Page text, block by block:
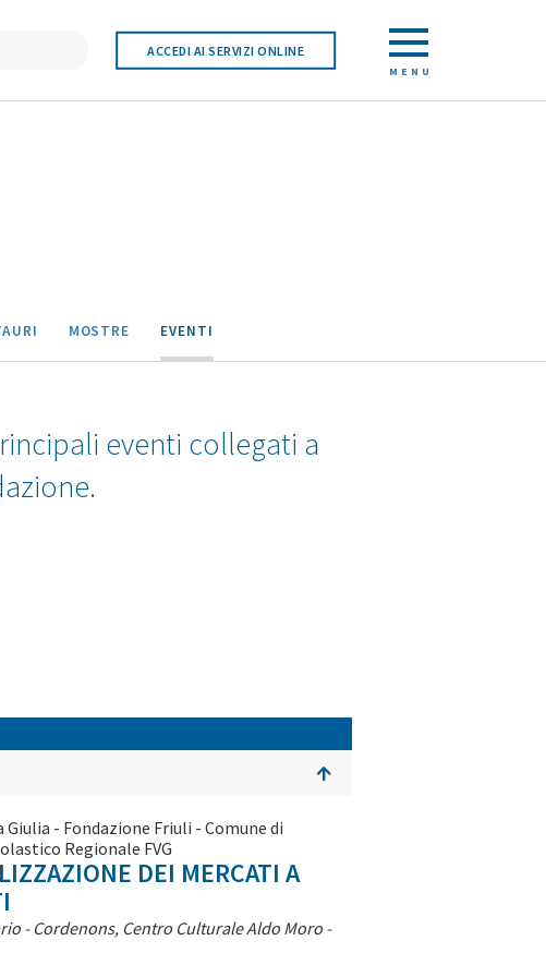
ACCEDI AI SERVIZI ONLINE
MENU
MOSTRE EVENTI
eventi collegati a
- Fondazione Friuli - Comune di
Regionale FVG
DEI MERCATI A
- Cordenons, Centro Culturale Aldo Moro -